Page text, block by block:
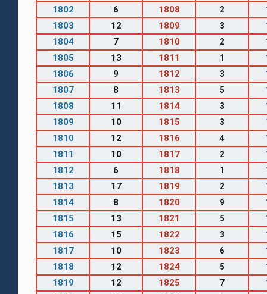
1802
6 1808 2
1803
12 1809 3
1804
7 1810 2
1805
13 1811 1
1806
9 1812 3
1807
8 1813 5
1808
11 1814 3
1809
10 1815 3
1810
12 1816 4
1811
10 1817 2
1812
6 1818 1
1813
17 1819 2
1814
8 1820 9
1815
13 1821 5
1816
15 1822 3
1817
10 1823 6
1818
12 1824 5
1819
12 1825 7